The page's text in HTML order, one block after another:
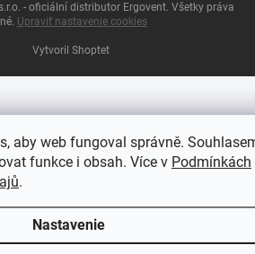
aby web fungoval správně.
funkce i obsah. Více v Podmínkách
.
Nastavenie
Vytvoril Shoptet
- oficiální distributor Ergovent. Všetky práva
Upraviť nastavenie cookies